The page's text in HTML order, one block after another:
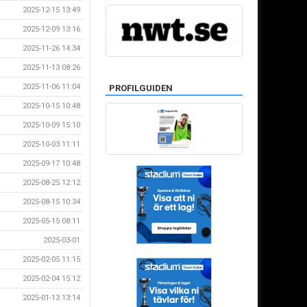
2025-12-15 13:49
2025-12-09 13:16
2025-11-26 14:34
2025-11-13 08:26
2025-11-06 11:04
2025-10-15 10:48
2025-10-09 15:10
2025-10-03 11:11
2025-09-17 10:48
2025-08-25 12:12
2025-08-15 10:34
2025-05-15 08:11
2025-03-01
2025-02-05 11:15
2025-02-04 15:12
2025-01-13 13:14
PROFILGUIDEN